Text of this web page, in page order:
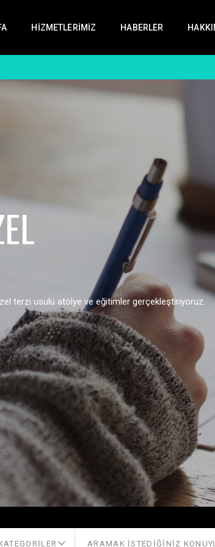
HIZMETLERIMIZ HABERLER
ÖĞRENİRKEN